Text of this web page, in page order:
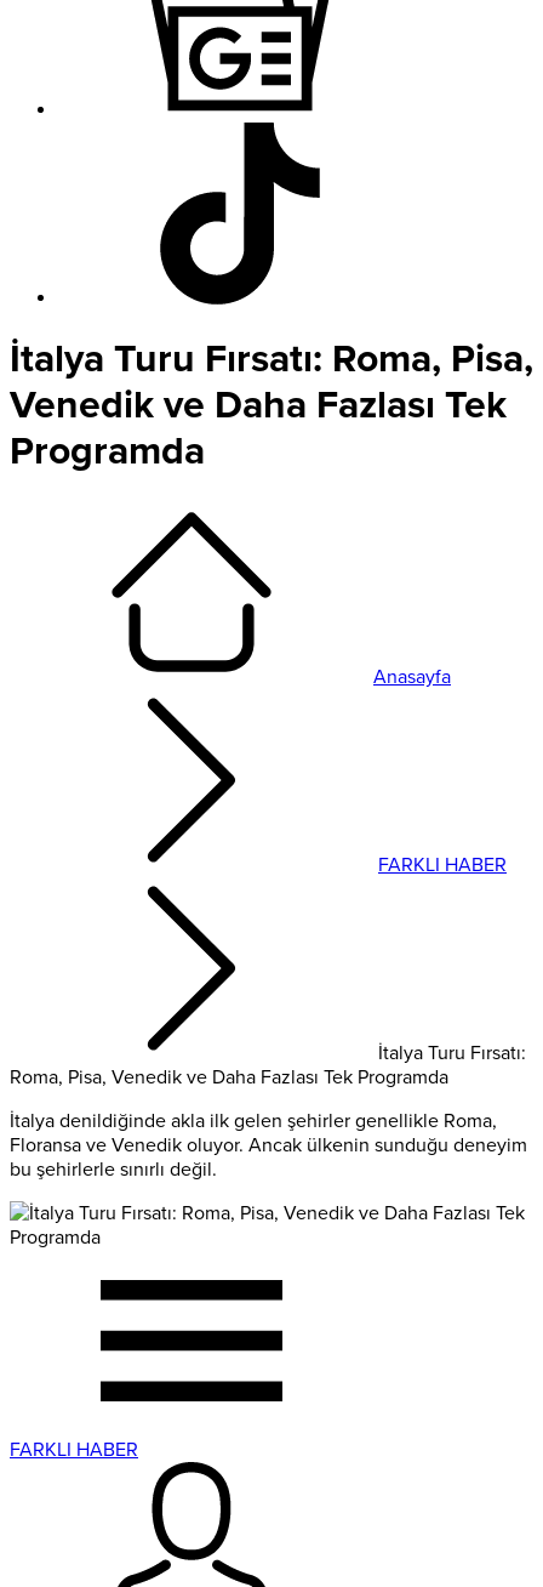
İtalya Turu Fırsatı: Roma, Pisa,
Venedik ve Daha Fazlası Tek
Programda
Anasayfa
FARKLI HABER
İtalya Turu Fırsatı:
Roma, Pisa, Venedik ve Daha Fazlası Tek Programda
İtalya denildiğinde akla ilk gelen şehirler genellikle Roma,
Floransa ve Venedik oluyor. Ancak ülkenin sunduğu deneyim
bu şehirlerle sınırlı değil.
FARKLI HABER